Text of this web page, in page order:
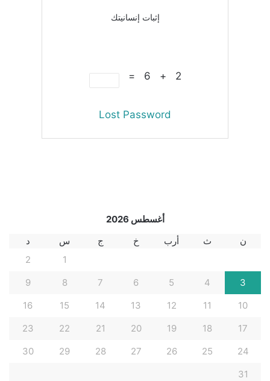
إثبات إنسانيتك
2 + 6 =
Lost Password
أغسطس 2026
ن
ث أرب خ ج س
د
1
2
3
4
5
6
7
8
9
10
11
12
13
14
15
16
17
18
19
20
21
22
23
24
25
26
27
28
29
30
31